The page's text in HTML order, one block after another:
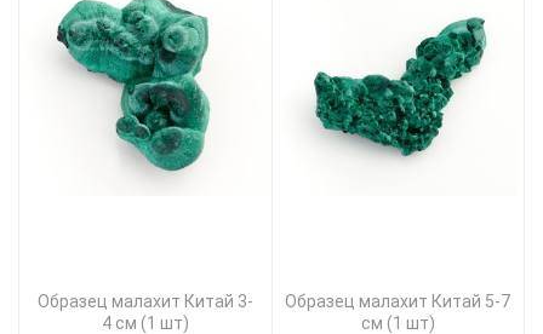
Образец малахит Китай 3-
4 см (1 шт)
Образец малахит Китай 5-7
см (1 шт)